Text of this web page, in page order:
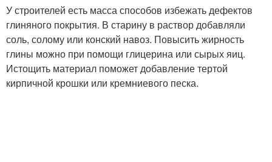
У строителей есть масса способов избежать дефектов
глиняного покрытия. В старину в раствор добавляли
соль, солому или конский навоз. Повысить жирность
глины можно при помощи глицерина или сырых яиц.
Истощить материал поможет добавление тертой
кирпичной крошки или кремниевого песка.